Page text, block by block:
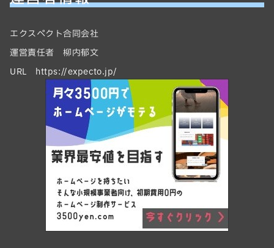
エクスペクト合同会社
運営責任者 柳内郁文
URL https://expecto.jp/